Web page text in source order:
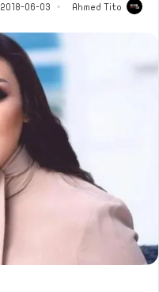
Ahmed Tito
2018-06-03